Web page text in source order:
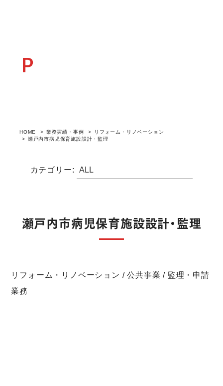
HOME 業務実績・事例
リフォーム・リノベーション
瀬戸内市病児保育施設設計・監理
カテゴリー:
瀬戸内市病児保育施設設計・監理
リフォーム・リノベーション / 公共事業 / 監理・申請
業務